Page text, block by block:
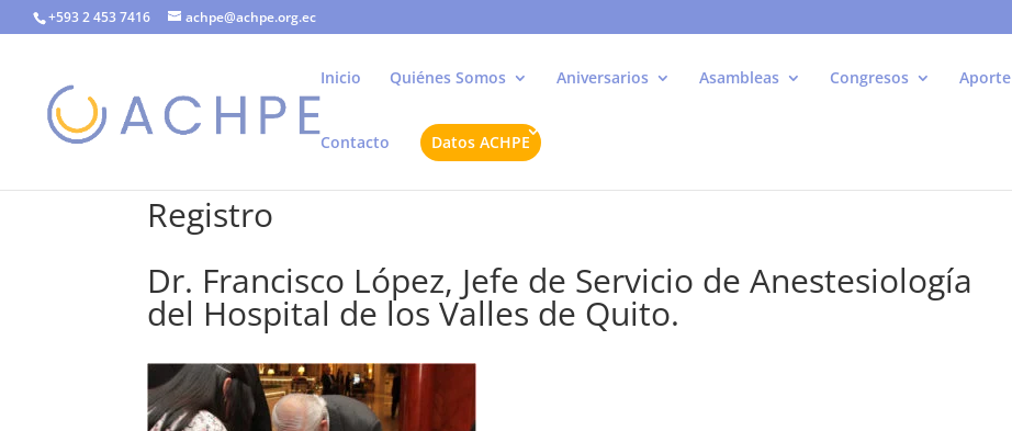
+593 2 453 7416 achpe@achpe.org.ec
Inicio Quiénes Somos Aniversarios Asambleas Congresos Aporte
Contacto Datos ACHPE
Registro
Dr. Francisco López, Jefe de Servicio de Anestesiología
del Hospital de los Valles de Quito.